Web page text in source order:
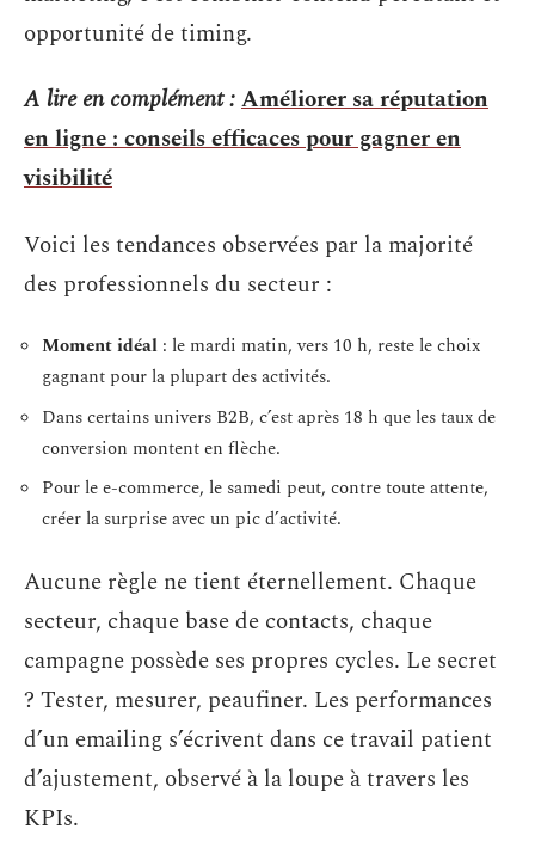
opportunité de timing.
A lire en complément :Améliorer sa réputation
en ligne : conseils efficaces pour gagner en
visibilité
Voici les tendances observées par la majorité
des professionnels du secteur :
Moment idéal : le mardi matin, vers 10 h, reste le choix
gagnant pour la plupart des activités.
Dans certains univers B2B, c’est après 18 h que les taux de
conversion montent en flèche.
Pour le e-commerce, le samedi peut, contre toute attente,
créer la surprise avec un pic d’activité.
Aucune règle ne tient éternellement. Chaque
secteur, chaque base de contacts, chaque
campagne possède ses propres cycles. Le secret
? Tester, mesurer, peaufiner. Les performances
d’un emailing s’écrivent dans ce travail patient
d’ajustement, observé à la loupe à travers les
KPIs.